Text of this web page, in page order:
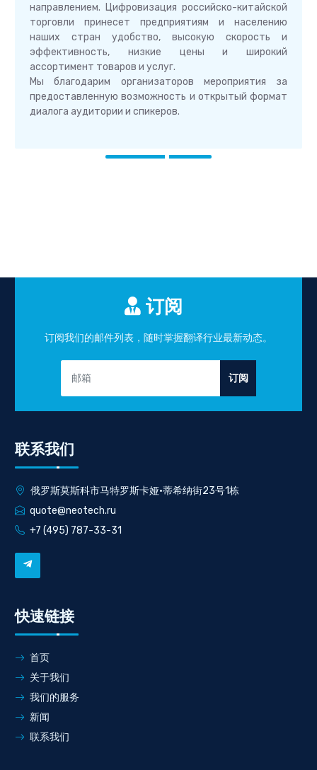
направлением. Цифровизация российско-китайской
торговли принесет предприятиям и населению
наших стран удобство, высокую скорость и
эффективность, низкие цены и широкий
ассортимент товаров и услуг.
Мы благодарим организаторов мероприятия за
предоставленную возможность и открытый формат
диалога аудитории и спикеров.
订阅
订阅我们的邮件列表，随时掌握翻译行业最新动态。
订阅
联系我们
俄罗斯莫斯科市马特罗斯卡娅·蒂希纳街23号1栋
quote@neotech.ru
+7 (495) 787-33-31
快速链接
首页
关于我们
我们的服务
新闻
联系我们